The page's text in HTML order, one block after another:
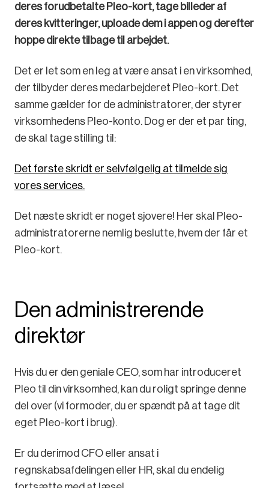
deres forudbetalte Pleo-kort, tage billeder af
deres kvitteringer, uploade dem i appen og derefter
hoppe direkte tilbage til arbejdet.
Det er let som en leg at være ansat i en virksomhed,
der tilbyder deres medarbejderet Pleo-kort. Det
samme gælder for de administratorer, der styrer
virksomhedens Pleo-konto. Dog er der et par ting,
de skal tage stilling til:
Det første skridt er selvfølgelig at tilmelde sig
vores services.
Det næste skridt er noget sjovere! Her skal Pleo-
administratorerne nemlig beslutte, hvem der får et
Pleo-kort.
Den administrerende
direktør
Hvis du er den geniale CEO, som har introduceret
Pleo til din virksomhed, kan du roligt springe denne
del over (vi formoder, du er spændt på at tage dit
eget Pleo-kort i brug).
Er du derimod CFO eller ansat i
regnskabsafdelingen eller HR, skal du endelig